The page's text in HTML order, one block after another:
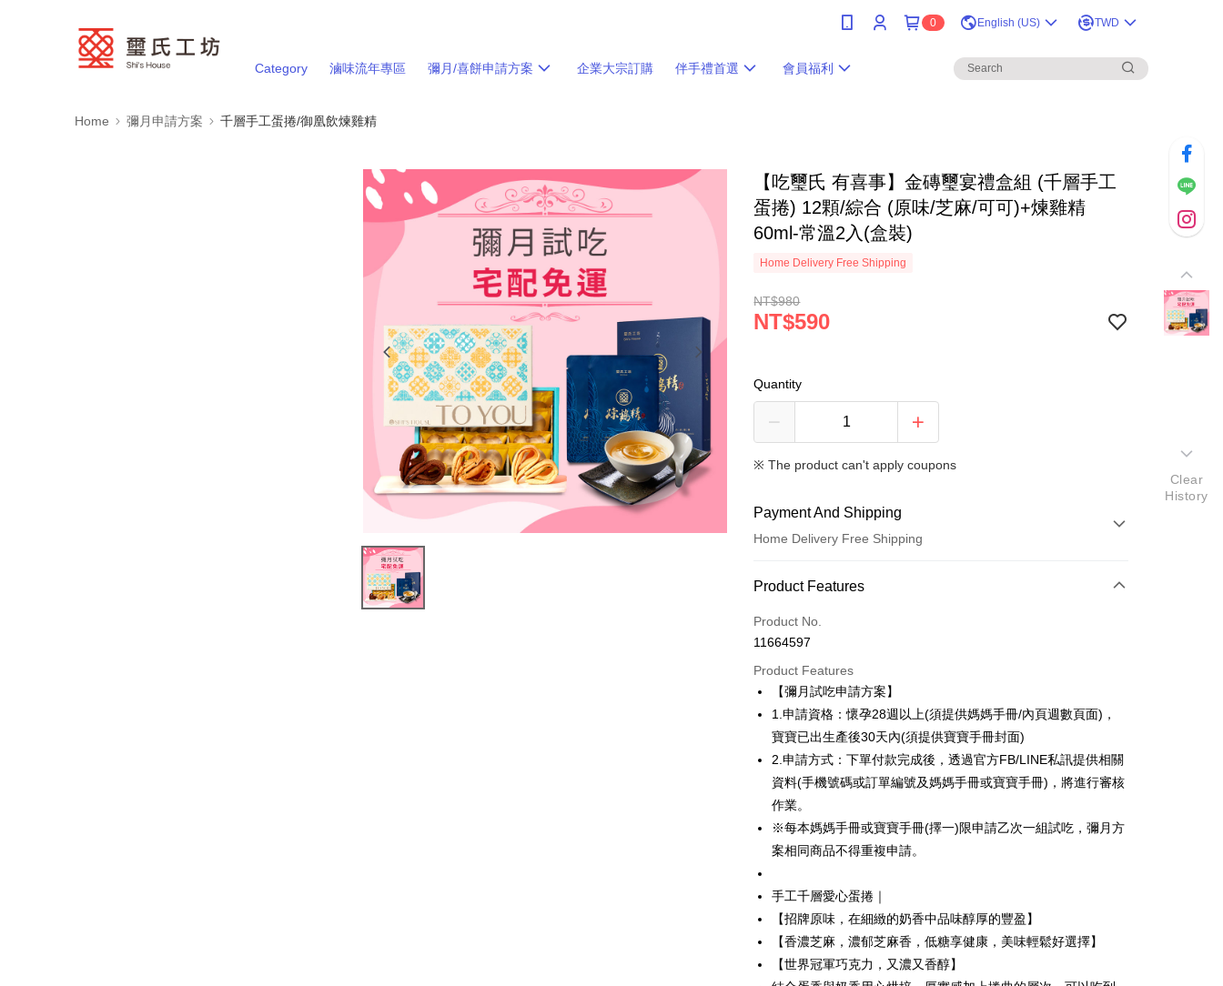
0 English (US) TWD
Category 滷味流年專區 彌月/喜餅申請方案 企業大宗訂購 伴手禮首選 會員福利
Home 彌月申請方案 千層手工蛋捲/御凰飲煉雞精
【吃璽氏 有喜事】金磚璽宴禮盒組 (千層手工
蛋捲) 12顆/綜合 (原味/芝麻/可可)+煉雞精
60ml-常溫2入(盒裝)
Home Delivery Free Shipping
NT$980
NT$590
Quantity
※ The product can't apply coupons
Payment And Shipping
Home Delivery Free Shipping
Payment Method
Credit Card (Full Payment)
LINE Pay
Apple Pay
JKOPAY
Plus Pay
宅配
宅配-免運
Product Features
Product No.
11664597
Product Features
【彌月試吃申請方案】
1.申請資格：懷孕28週以上(須提供媽媽手冊/內頁週數頁面)，
寶寶已出生產後30天內(須提供寶寶手冊封面)
2.申請方式：下單付款完成後，透過官方FB/LINE私訊提供相關
資料(手機號碼或訂單編號及媽媽手冊或寶寶手冊)，將進行審核
作業。
※每本媽媽手冊或寶寶手冊(擇一)限申請乙次一組試吃，彌月方
案相同商品不得重複申請。
手工千層愛心蛋捲｜
【招牌原味，在細緻的奶香中品味醇厚的豐盈】
【香濃芝麻，濃郁芝麻香，低糖享健康，美味輕鬆好選擇】
【世界冠軍巧克力，又濃又香醇】
Clear
History